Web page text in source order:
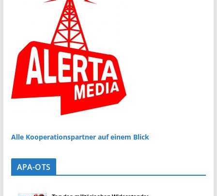
Alle Kooperationspartner auf einem Blick
APA-OTS